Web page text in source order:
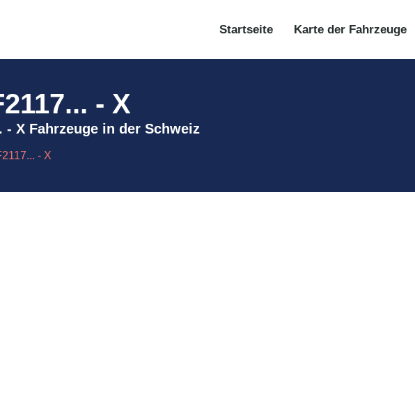
Startseite Karte der Fahrzeuge
- X
- X Fahrzeuge in der Schweiz
- X